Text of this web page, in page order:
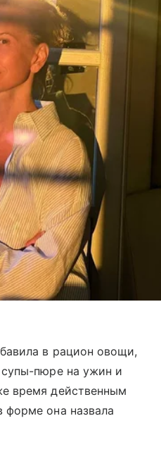
в рацион овощи,
пюре на ужин и
время действенным
форме она назвала